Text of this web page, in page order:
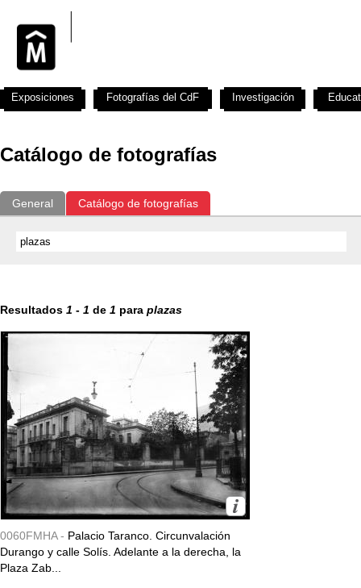
Catálogo de fotografías
General Catálogo de fotografías
Resultados 1 - 1 de 1 para plazas
0060FMHA - Palacio Taranco. Circunvalación
Durango y calle Solís. Adelante a la derecha, la
Plaza Zab...
Exposiciones Fotografías del CdF Investigación